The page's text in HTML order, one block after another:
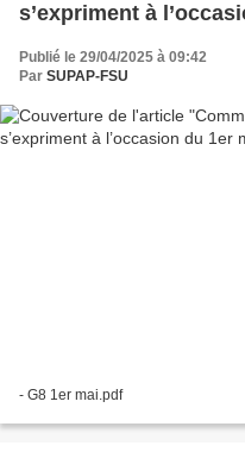
s’expriment à
Publié le 29/04/2025 à 09:42
Par SUPAP-FSU
- G8 1er mai.pdf